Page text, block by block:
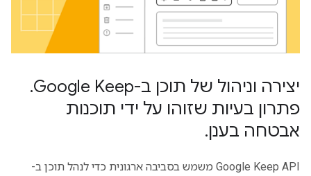
יצירה וניהול של תוכן ב-Google Keep
.
פתרון בעיות שזוהו על ידי תוכנות
אבטחה בענן.
Google Keep API משמש בסביבה ארגונית כדי לנהל תוכן ב-